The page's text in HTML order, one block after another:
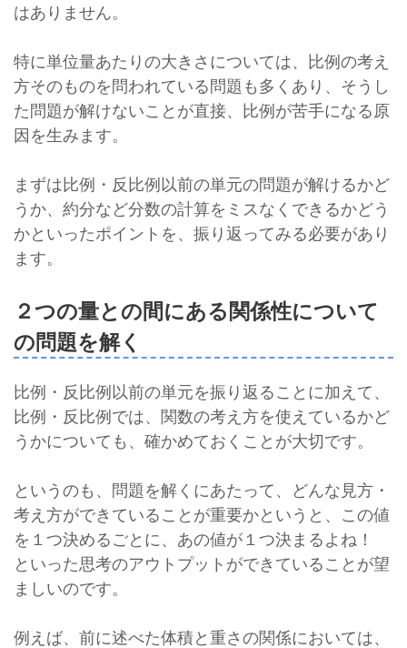
はありません。
特に単位量あたりの大きさについては、比例の考え
方そのものを問われている問題も多くあり、そうし
た問題が解けないことが直接、比例が苦手になる原
因を生みます。
まずは比例・反比例以前の単元の問題が解けるかど
うか、約分など分数の計算をミスなくできるかどう
かといったポイントを、振り返ってみる必要があり
ます。
２つの量との間にある関係性について
の問題を解く
比例・反比例以前の単元を振り返ることに加えて、
比例・反比例では、関数の考え方を使えているかど
うかについても、確かめておくことが大切です。
というのも、問題を解くにあたって、どんな見方・
考え方ができていることが重要かというと、この値
を１つ決めるごとに、あの値が１つ決まるよね！
といった思考のアウトプットができていることが望
ましいのです。
例えば、前に述べた体積と重さの関係においては、